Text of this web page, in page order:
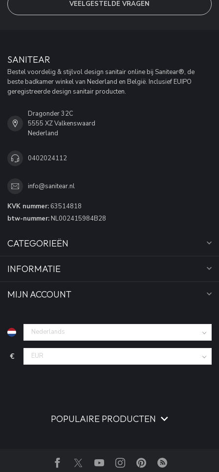
VEELGESTELDE VRAGEN
SANITEAR
Bestel voordelig & stijlvol design sanitair online bij Sanitear®, de
beste badkamer winkel van Nederland en België. Inclusief EUIPO
geregistreerde design sanitair producten.
Dragonder 32C
5555 XZ Valkenswaard
Nederland
0402024112
info@sanitear.nl
KVK nummer: 63514818
btw-nummer: NL002415984B28
CATEGORIEËN
INFORMATIE
MIJN ACCOUNT
€
POPULAIRE PRODUCTEN